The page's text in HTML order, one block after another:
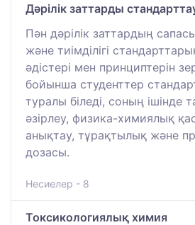
Дәрілік заттарды
Пән дәрілік заттардың сапасы,
және тиімділігі
әдістері мен принциптерін
бойынша студенттер
туралы біледі, соның ішінде
әзірлеу, физика-химиялық
анықтау, тұрақтылық және
дозасы.
Несиелер - 8
Токсикологиялық химия